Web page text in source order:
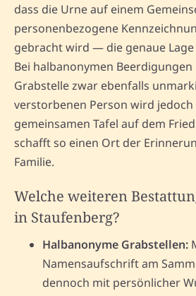
dass die Urne auf einem
personenbezogene
gebracht wird — die genaue
Bei halbanonymen
Grabstelle zwar ebenfalls
verstorbenen Person wird
gemeinsamen Tafel auf dem
schafft so einen Ort der
Familie.
Welche weiteren
in Staufenberg?
Halbanonyme Grabstellen:
Namensaufschrift am
dennoch mit persönlicher